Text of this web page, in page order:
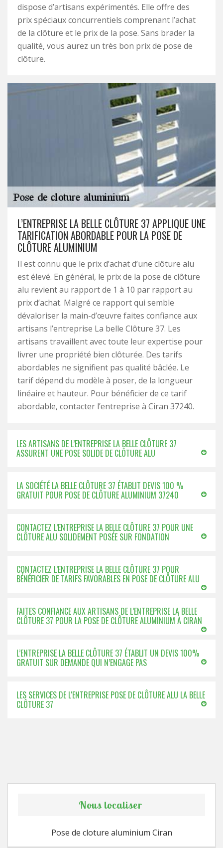
dispose d’artisans expérimentés. Elle offre des
prix spéciaux concurrentiels comprenant l’achat
de la clôture et le prix de la pose. Sans brader la
qualité, vous aurez un très bon prix de pose de
clôture.
L’ENTREPRISE LA BELLE CLÔTURE 37 APPLIQUE UNE
TARIFICATION ABORDABLE POUR LA POSE DE
CLÔTURE ALUMINIUM
Il est connu que le prix d’achat d’une clôture alu
est élevé. En général, le prix de la pose de clôture
alu revient au rapport de 1 à 10 par rapport au
prix d’achat. Malgré ce rapport qui semble
dévaloriser la main-d’œuvre faites confiance aux
artisans l’entreprise La belle Clôture 37. Les
artisans travaillent avec toute leur expertise pour
livrer une propriété bien clôturée. Des tarifs
abordables ne signifient pas qualité bâclée. Le
tarif dépend du modèle à poser, de la longueur
linéaire et hauteur. Pour bénéficier de ce tarif
abordable, contacter l’entreprise à Ciran 37240.
LES ARTISANS DE L’ENTREPRISE LA BELLE CLÔTURE 37
ASSURENT UNE POSE SOLIDE DE CLÔTURE ALU
LA SOCIÉTÉ LA BELLE CLÔTURE 37 ÉTABLIT DEVIS 100 %
GRATUIT POUR POSE DE CLÔTURE ALUMINIUM 37240
CONTACTEZ L’ENTREPRISE LA BELLE CLÔTURE 37 POUR UNE
CLÔTURE ALU SOLIDEMENT POSÉE SUR FONDATION
CONTACTEZ L’ENTREPRISE LA BELLE CLÔTURE 37 POUR
BÉNÉFICIER DE TARIFS FAVORABLES EN POSE DE CLÔTURE ALU
FAITES CONFIANCE AUX ARTISANS DE L’ENTREPRISE LA BELLE
CLÔTURE 37 POUR LA POSE DE CLÔTURE ALUMINIUM À CIRAN
L’ENTREPRISE LA BELLE CLÔTURE 37 ÉTABLIT UN DEVIS 100%
GRATUIT SUR DEMANDE QUI N’ENGAGE PAS
LES SERVICES DE L'ENTREPRISE POSE DE CLÔTURE ALU LA BELLE
CLÔTURE 37
Nous localiser
Pose de cloture aluminium Ciran